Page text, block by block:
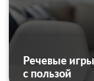
Речевые
с пользой